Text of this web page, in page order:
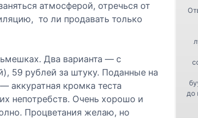
атмосферой, отречься от
то ли продавать только
Два варианта — с
59 рублей за штуку. Поданные на
аккуратная кромка теста
непотребств. Очень хорошо и
Процветания желаю, но
до